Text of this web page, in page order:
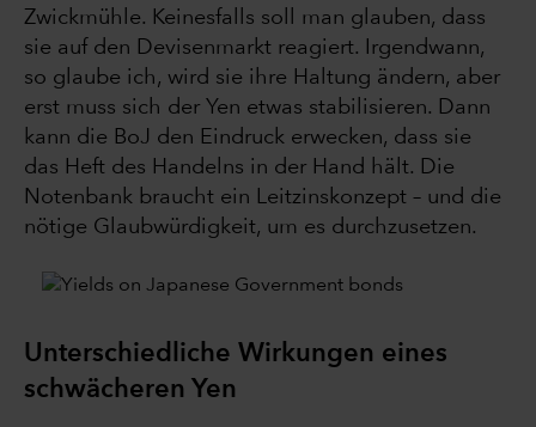
Zwickmühle. Keinesfalls soll man glauben, dass
sie auf den Devisenmarkt reagiert. Irgendwann,
so glaube ich, wird sie ihre Haltung ändern, aber
erst muss sich der Yen etwas stabilisieren. Dann
kann die BoJ den Eindruck erwecken, dass sie
das Heft des Handelns in der Hand hält. Die
Notenbank braucht ein Leitzinskonzept – und die
nötige Glaubwürdigkeit, um es durchzusetzen.
Unterschiedliche Wirkungen eines
schwächeren Yen